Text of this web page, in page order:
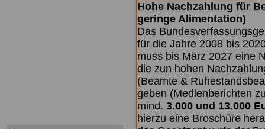
Hohe Nachzahlung für
geringe Alimentation)
Das
für die Jahre 2008 bis
muss bis März 2027 eine
die zun hohen
(Beamte &
geben (Medienberichten
mind. 3.000 und 13.000
hierzu eine Broschüre